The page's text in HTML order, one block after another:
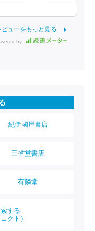
ビューをもっと見る
by
紀伊國屋書店
三省堂書店
有隣堂
する
クト）